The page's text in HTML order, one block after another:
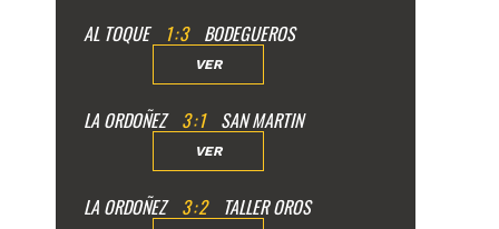
AL TOQUE 1:3 BODEGUEROS
VER
LA ORDOÑEZ 3:1 SAN MARTIN
VER
LA ORDOÑEZ 3:2 TALLER OROS